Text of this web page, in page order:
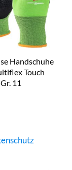
Handschuhe
Touch
11